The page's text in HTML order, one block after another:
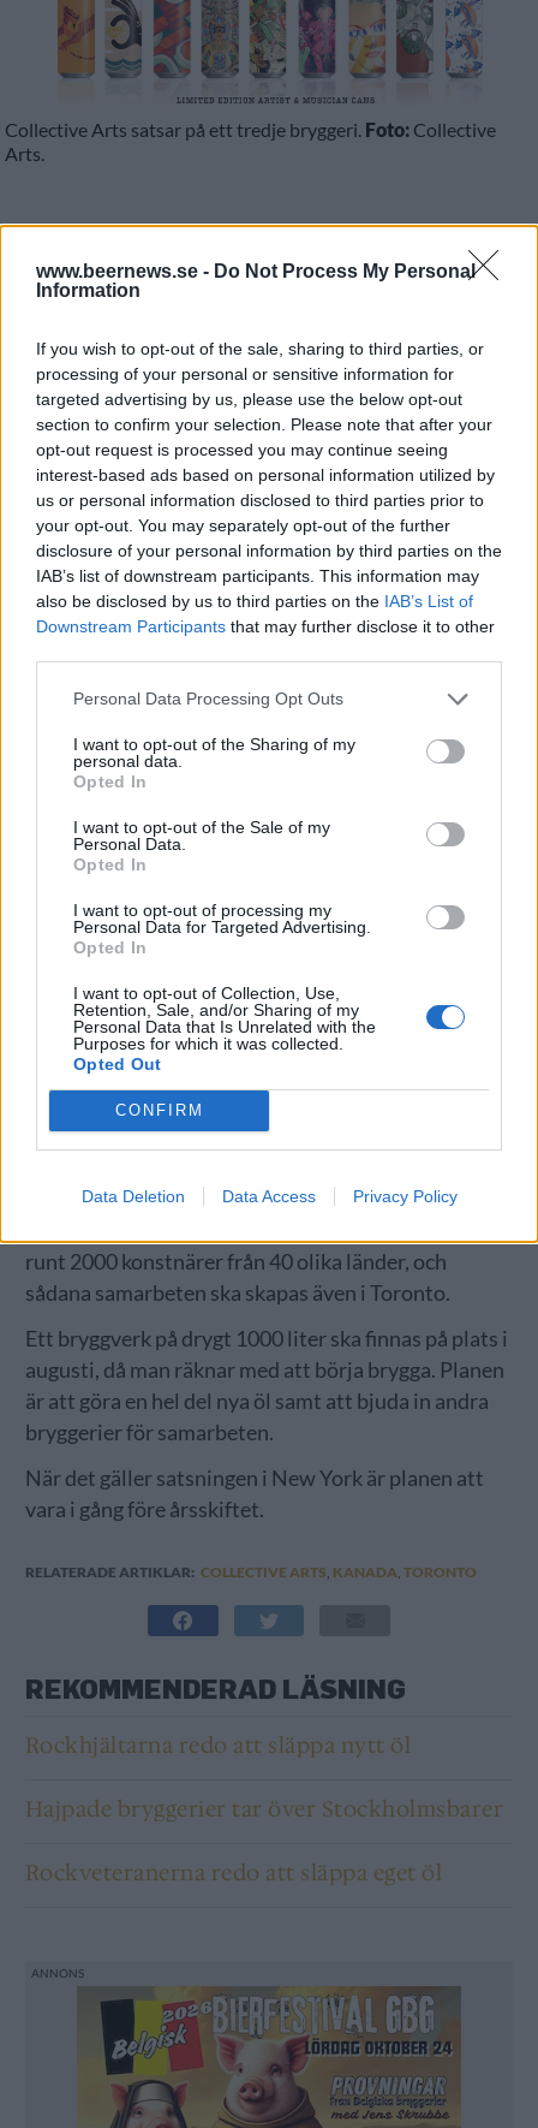
www.beernews.se - Do Not Process My Personal
Information
If you wish to opt-out of the sale, sharing to third parties, or
processing of your personal or sensitive information for
targeted advertising by us, please use the below opt-out
section to confirm your selection. Please note that after your
opt-out request is processed you may continue seeing
interest-based ads based on personal information utilized by
us or personal information disclosed to third parties prior to
your opt-out. You may separately opt-out of the further
disclosure of your personal information by third parties on the
IAB’s list of downstream participants. This information may
also be disclosed by us to third parties on the IAB’s List of
Downstream Participants that may further disclose it to other
Personal Data Processing Opt Outs
I want to opt-out of the Sharing of my
personal data.
Opted In
I want to opt-out of the Sale of my
Personal Data.
Opted In
I want to opt-out of processing my
Personal Data for Targeted Advertising.
Opted In
I want to opt-out of Collection, Use,
Retention, Sale, and/or Sharing of my
Personal Data that Is Unrelated with the
Purposes for which it was collected.
Opted Out
CONFIRM
Data Deletion Data Access Privacy Policy
Collective Arts satsar på ett tredje bryggeri. Foto: Collective
Arts.
Collective Arts ännu ett bryggeriprojekt och snart
bryggs det öl i tre olika städer.
Det kanadensiska bryggeriet från Hamilton i Kanada
har snabbt vuxit i popularitet och bland annat
etablerat sig i Sverige där man har en viktig marknad.
Beernews har tidigare berättat om att Collective
Arts satsar på ett
York, och nu presenteras även en tredje satsning.
Den ska göras i Toronto.
– Vi har alltid sett Toronto som ett andra hem för
oss. Vi inspireras av den levande kulturen och av den
konstnärliga community som staden erbjuder. Vi
tror att det här är en perfekt plats för oss att vara på,
säger Bob Russell, en av företagets grundare.
runt 2000 konstnärer från 40 olika länder, och
sådana samarbeten ska skapas även i Toronto.
Ett bryggverk på drygt 1000 liter ska finnas på plats i
augusti, då man räknar med att börja brygga. Planen
är att göra en hel del nya öl samt att bjuda in andra
bryggerier för samarbeten.
När det gäller satsningen i New York är planen att
vara i gång före årsskiftet.
RELATERADE ARTIKLAR: COLLECTIVE ARTS KANADA TORONTO
REKOMMENDERAD LÄSNING
Rockhjältarna redo att släppa nytt öl
Hajpade bryggerier tar över Stockholmsbarer
Rockveteranerna redo att släppa eget öl